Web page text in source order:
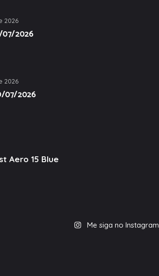
2026
07/2026
2026
07/2026
Aero 15 Blue
Me siga no Instagram